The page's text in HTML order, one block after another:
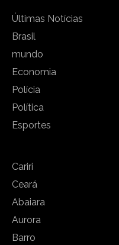
Últimas Notícias
Brasil
mundo
Economia
Polícia
Política
Esportes
Cariri
Ceará
Abaiara
Aurora
Barro